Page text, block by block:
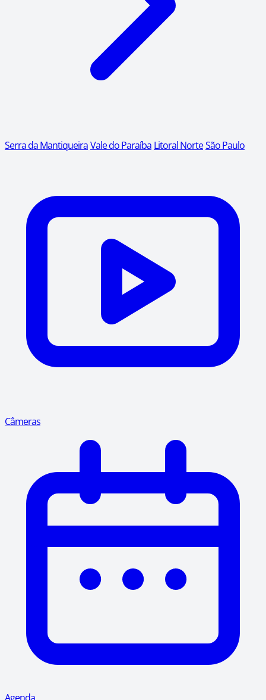
Serra da MantiqueiraVale do Paraíba Litoral NorteSão Paulo
Câmeras